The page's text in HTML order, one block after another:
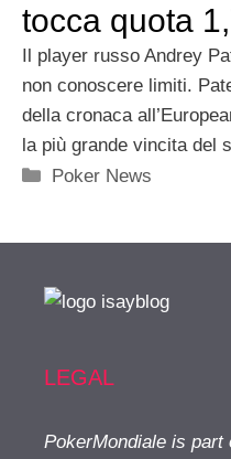
tocca quota
Il player russo Andrey
non conoscere limiti.
della cronaca
la più grande vincita del
Categorie
Poker News
LEGAL
PokerMondiale is